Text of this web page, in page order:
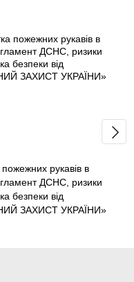
рукавів в
ДСНС, ризики
безпеки від
ЗАХИСТ УКРАЇНИ»